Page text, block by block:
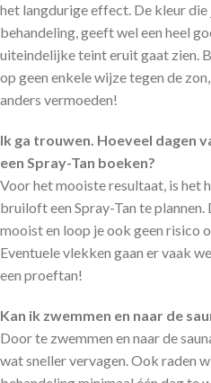
het langdurige effect. De kleur
behandeling, geeft wel een heel
uiteindelijke teint eruit gaat zien.
op geen enkele wijze tegen de
anders vermoeden!
Ik ga trouwen. Hoeveel dagen
een Spray-Tan boeken?
Voor het mooiste resultaat, is het
bruiloft een Spray-Tan te
mooist en loop je ook geen risico
Eventuele vlekken gaan er vaak
een proeftan!
Kan ik zwemmen en naar de
Door te zwemmen en naar de
wat sneller vervagen. Ook raden